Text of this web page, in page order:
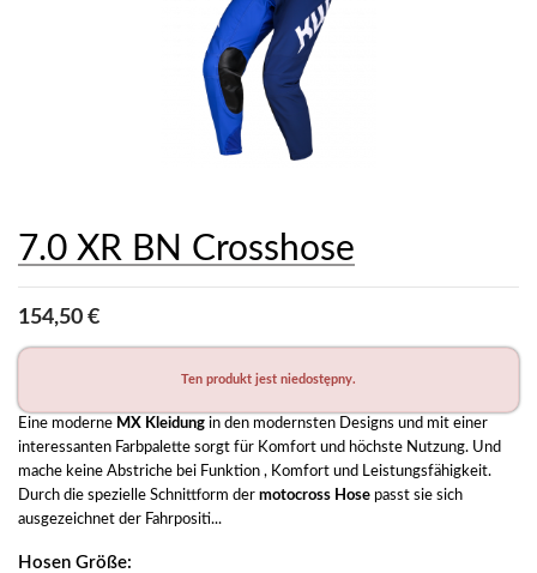
7.0 XR BN Crosshose
154,50 €
Ten produkt jest niedostępny.
Eine moderne MX Kleidung in den modernsten Designs und mit einer
interessanten Farbpalette sorgt für Komfort und höchste Nutzung. Und
mache keine Abstriche bei Funktion , Komfort und Leistungsfähigkeit.
Durch die spezielle Schnittform der motocross Hose passt sie sich
ausgezeichnet der Fahrpositi...
Hosen Größe: